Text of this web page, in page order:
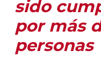
sido
por más
personas